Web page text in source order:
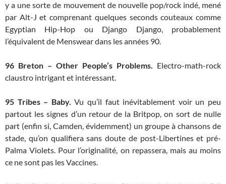
y a une sorte de mouvement de nouvelle pop/rock indé, mené
par Alt-J et comprenant quelques seconds couteaux comme
Egyptian Hip-Hop ou Django Django, probablement
l’équivalent de Menswear dans les années 90.
96 Breton – Other People’s Problems. Electro-math-rock
claustro intrigant et intéressant.
95 Tribes – Baby.Vu qu’il faut inévitablement voir un peu
partout les signes d’un retour de la Britpop, on sort de nulle
part (enfin si, Camden, évidemment) un groupe à chansons de
stade, qu’on qualifiera sans doute de post-Libertines et pré-
Palma Violets. Pour l’originalité, on repassera, mais au moins
ce ne sont pas les Vaccines.